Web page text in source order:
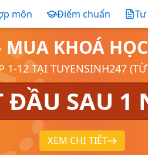
môn Điểm chuẩn
KHOÁ
1-12 TẠI TUYENSINH247
ĐẦU SAU 1
XEM CHI TIẾT